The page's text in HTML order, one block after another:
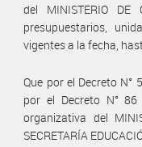
del MINISTERIO DE
presupuestarios,
vigentes a la fecha,
Que por el Decreto
por el Decreto N°
organizativa del
SECRETARÍA